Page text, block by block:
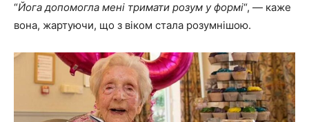
“Йога допомогла мені тримати розум у формі“, — каже
вона, жартуючи, що з віком стала розумнішою.